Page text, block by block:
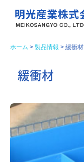
会社概要
拠点一覧
ホーム 製品情報 緩衝材
緩衝材